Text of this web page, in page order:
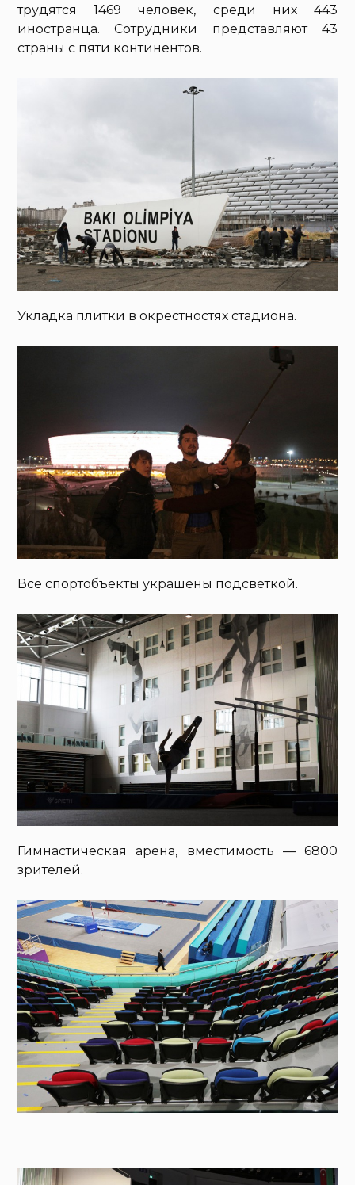
трудятся 1469 человек, среди них 443
иностранца. Сотрудники представляют 43
страны с пяти континентов.
Укладка плитки в окрестностях стадиона.
Все спортобъекты украшены подсветкой.
Гимнастическая арена, вместимость — 6800
зрителей.